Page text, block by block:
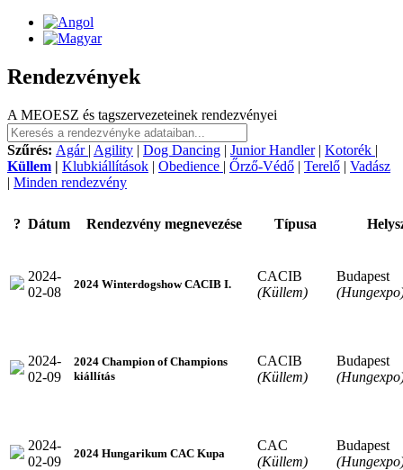
Rendezvények
A MEOESZ és tagszervezeteinek rendezvényei
Szűrés: Agár | Agility | Dog Dancing | Junior Handler| Kotorék |
Küllem | Klubkiállítások | Obedience | Őrző-Védő | Terelő | Vadász
| Minden rendezvény
? Dátum Rendezvény megnevezése Típusa
2024-
02-08
2024 Winterdogshow CACIB I.
CACIB
(Küllem)
Budapest
2024-
02-09
2024 Champion of Champions
kiállítás
CACIB
(Küllem)
Budapest
2024-
02-09
2024 Hungarikum CAC Kupa
CAC
(Küllem)
Budapest